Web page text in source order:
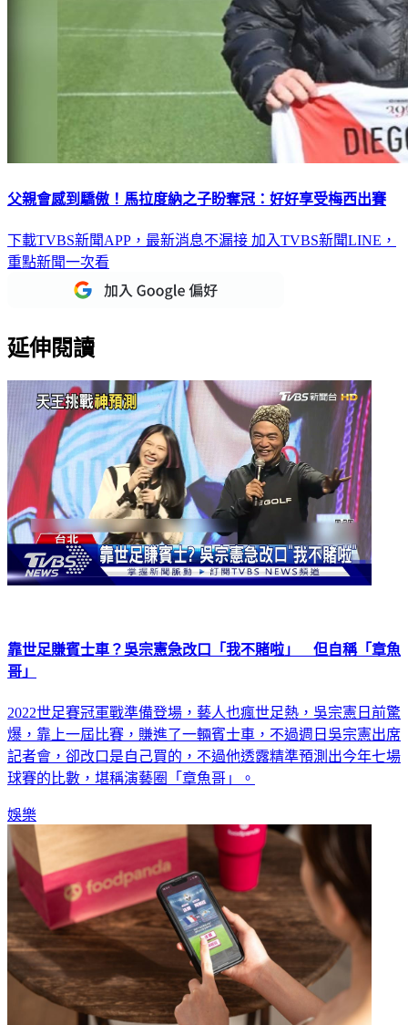
父親會感到驕傲！馬拉度納之子盼奪冠：好好享受梅西出賽
下載TVBS新聞APP，最新消息不漏接 加入TVBS新聞LINE，
重點新聞一次看
延伸閱讀
靠世足賺賓士車？吳宗憲急改口「我不賭啦」 但自稱「章魚
哥」
2022世足賽冠軍戰準備登場，藝人也瘋世足熱，吳宗憲日前驚
爆，靠上一屆比賽，賺進了一輛賓士車，不過週日吳宗憲出席
記者會，卻改口是自己買的，不過他透露精準預測出今年七場
球賽的比數，堪稱演藝圈「章魚哥」。
娛樂